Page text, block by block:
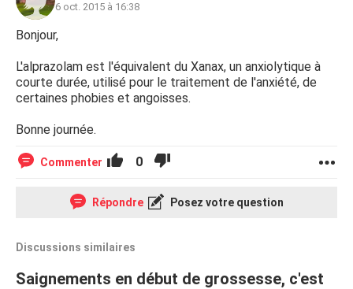
6 oct. 2015 à 16:38
Bonjour,
L'alprazolam est l'équivalent du Xanax, un anxiolytique à
courte durée, utilisé pour le traitement de l'anxiété, de
certaines phobies et angoisses.
Bonne journée.
Commenter 0
Répondre Posez votre question
Discussions similaires
Saignements en début de grossesse, c'est